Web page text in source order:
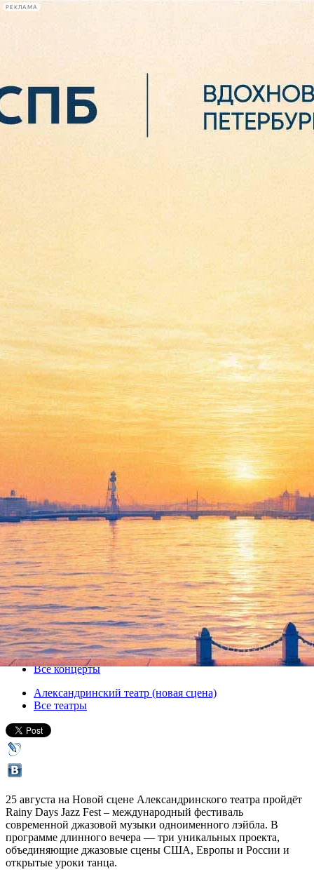
РЕКЛАМА
Сегодня:
2026.08.06
07:10
«Дождливые дни» наполнят
Александринку джазом
25 августа 2018, суббота,16.00
Версия для печати
Все концерты
Александринский театр (новая сцена)
Все театры
25 августа на Новой сцене Александринского театра пройдёт
Rainy Days Jazz Fest – международный фестиваль
современной джазовой музыки одноименного лэйбла. В
программе длинного вечера — три уникальных проекта,
объединяющие джазовые сцены США, Европы и России и
открытые уроки танца.